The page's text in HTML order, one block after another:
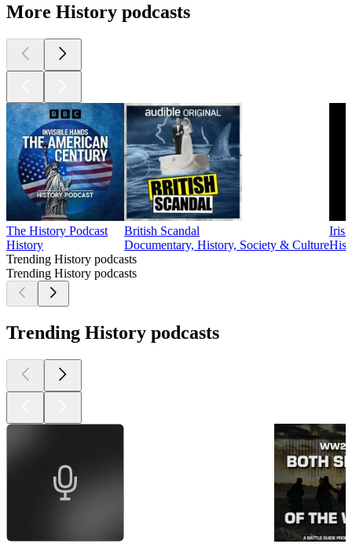
More History podcasts
The History Podcast
History
British Scandal
Documentary, History, Society & Culture
Trending History podcasts
Trending History podcasts
Trending History podcasts